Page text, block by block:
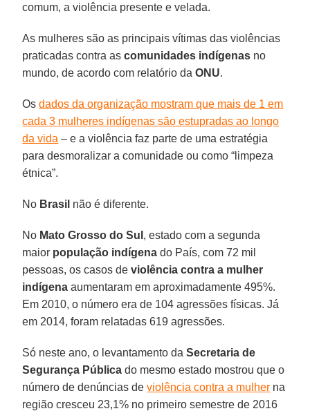
comum, a violência presente e velada.
As mulheres são as principais vítimas das violências
praticadas contra ascomunidades indígenas no
mundo, de acordo com relatório daONU.
Osdados da organização mostram que mais de 1 em
cada 3 mulheres indígenas são estupradas ao longo
da vida – e a violência faz parte de uma estratégia
para desmoralizar a comunidade ou como “limpeza
étnica”.
No Brasil não é diferente.
No Mato Grosso do Sul , estado com a segunda
maior população indígena do País, com 72 mil
pessoas, os casos deviolência contra a mulher
indígena aumentaram em aproximadamente 495%.
Em 2010, o número era de 104 agressões físicas. Já
em 2014, foram relatadas 619 agressões.
Só neste ano, o levantamento daSecretaria de
Segurança Pública do mesmo estado mostrou que o
número de denúncias de violência contra a mulher na
região cresceu 23,1% no primeiro semestre de 2016